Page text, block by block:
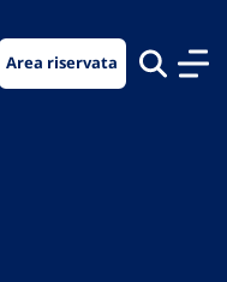
Area riservata